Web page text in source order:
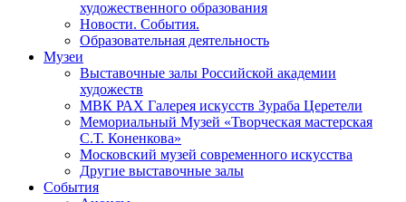
художественного образования
Новости. События.
Образовательная деятельность
Музеи
Выставочные залы Российской академии
художеств
МВК РАХ Галерея искусств Зураба Церетели
Мемориальный Музей «Творческая мастерская
С.Т. Коненкова»
Московский музей современного искусства
Другие выставочные залы
События